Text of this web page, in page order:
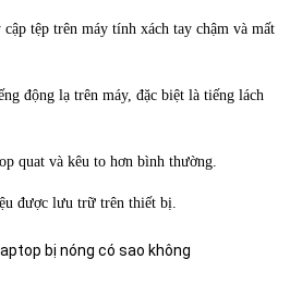
tệp trên máy tính xách tay chậm và mất
động lạ trên máy, đặc biệt là tiếng lách
quat và kêu to hơn bình thường.
được lưu trữ trên thiết bị.